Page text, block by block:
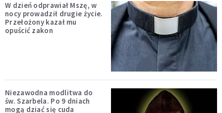
W dzień odprawiał Mszę, w
nocy prowadził drugie życie.
Przełożony kazał mu
opuścić zakon
Niezawodna modlitwa do
św. Szarbela. Po 9 dniach
mogą dziać się cuda